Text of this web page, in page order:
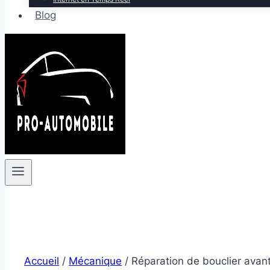
Blog
Accueil / Mécanique / Réparation de bouclier